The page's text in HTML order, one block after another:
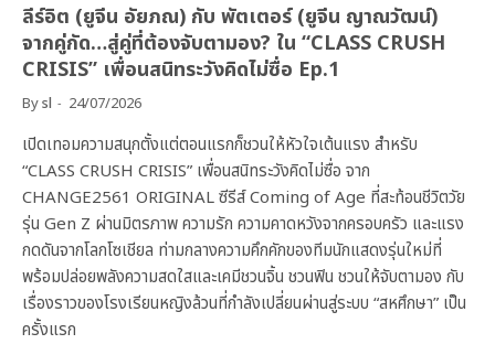
ลีร์อิต (ยูจีน อัยภณ) กับ พัตเตอร์ (ยูจีน ญาณวัฒน์)
จากคู่กัด…สู่คู่ที่ต้องจับตามอง? ใน “CLASS CRUSH
CRISIS” เพื่อนสนิทระวังคิดไม่ซื่อ Ep.1
Bysl 24/07/2026
เปิดเทอมความสนุกตั้งแต่ตอนแรกก็ชวนให้หัวใจเต้นแรง สำหรับ
“CLASS CRUSH CRISIS” เพื่อนสนิทระวังคิดไม่ซื่อ จาก
CHANGE2561 ORIGINAL ซีรีส์ Coming of Age ที่สะท้อนชีวิตวัย
รุ่น Gen Z ผ่านมิตรภาพ ความรัก ความคาดหวังจากครอบครัว และแรง
กดดันจากโลกโซเชียล ท่ามกลางความคึกคักของทีมนักแสดงรุ่นใหม่ที่
พร้อมปล่อยพลังความสดใสและเคมีชวนจิ้น ชวนฟิน ชวนให้จับตามอง กับ
เรื่องราวของโรงเรียนหญิงล้วนที่กำลังเปลี่ยนผ่านสู่ระบบ “สหศึกษา” เป็น
ครั้งแรก